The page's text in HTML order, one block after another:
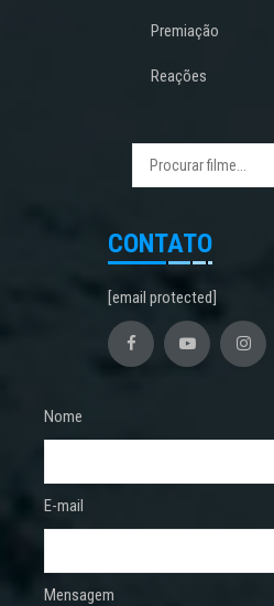
Premiação
Reações
CONTATO
[email protected]
Nome
E-mail
Mensagem